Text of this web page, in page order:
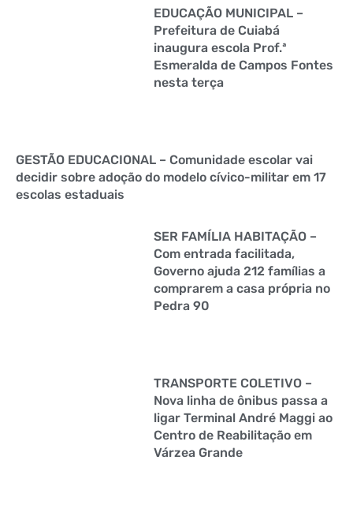
EDUCAÇÃO MUNICIPAL –
Prefeitura de Cuiabá
inaugura escola Prof.ª
Esmeralda de Campos Fontes
nesta terça
GESTÃO EDUCACIONAL – Comunidade escolar vai
decidir sobre adoção do modelo cívico-militar em 17
escolas estaduais
SER FAMÍLIA HABITAÇÃO –
Com entrada facilitada,
Governo ajuda 212 famílias a
comprarem a casa própria no
Pedra 90
TRANSPORTE COLETIVO –
Nova linha de ônibus passa a
ligar Terminal André Maggi ao
Centro de Reabilitação em
Várzea Grande